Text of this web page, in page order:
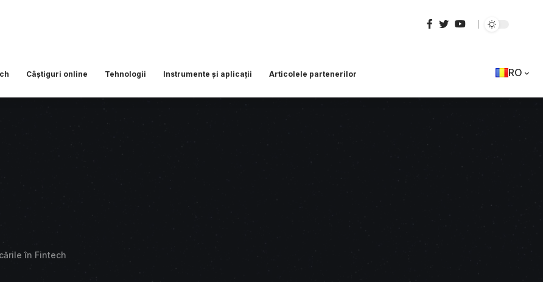
Câștiguri online Tehnologii Instrumente și aplicații Articolele partenerilor RO
în Fintech